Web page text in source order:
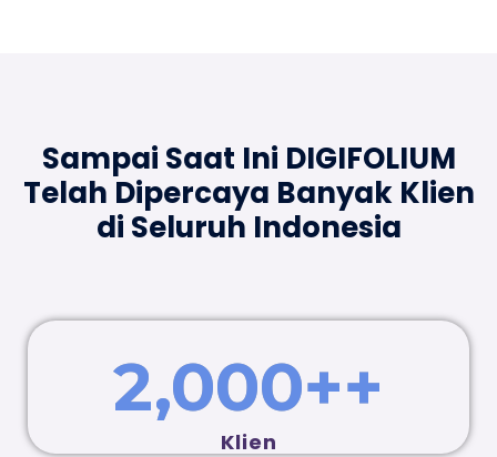
Sampai Saat Ini DIGIFOLIUM
Telah Dipercaya Banyak Klien
di Seluruh Indonesia
Klien
2,000++